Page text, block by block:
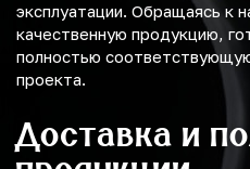
эксплуатации. Обращаясь к
качественную продукцию,
полностью
проекта.
Доставка и